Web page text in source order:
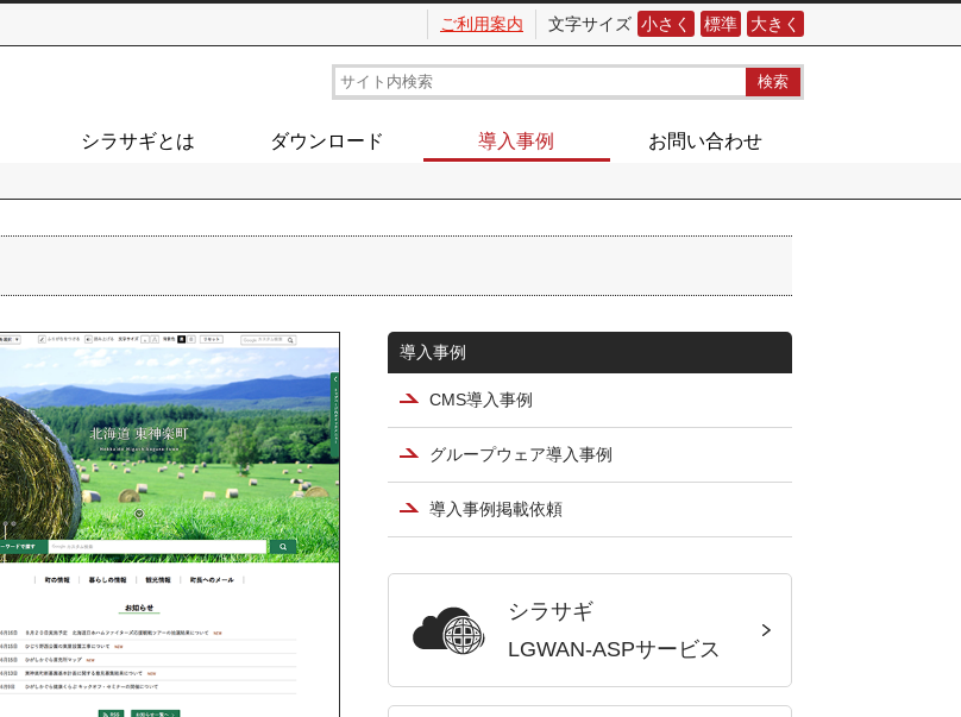
文字サイズ 小さく 標準 大きく
ご利用案内
シラサギとは ダウンロード 導入事例 お問い合わせ
導入事例
CMS導入事例
グループウェア導入事例
導入事例掲載依頼
シラサギ
LGWAN-ASPサービス